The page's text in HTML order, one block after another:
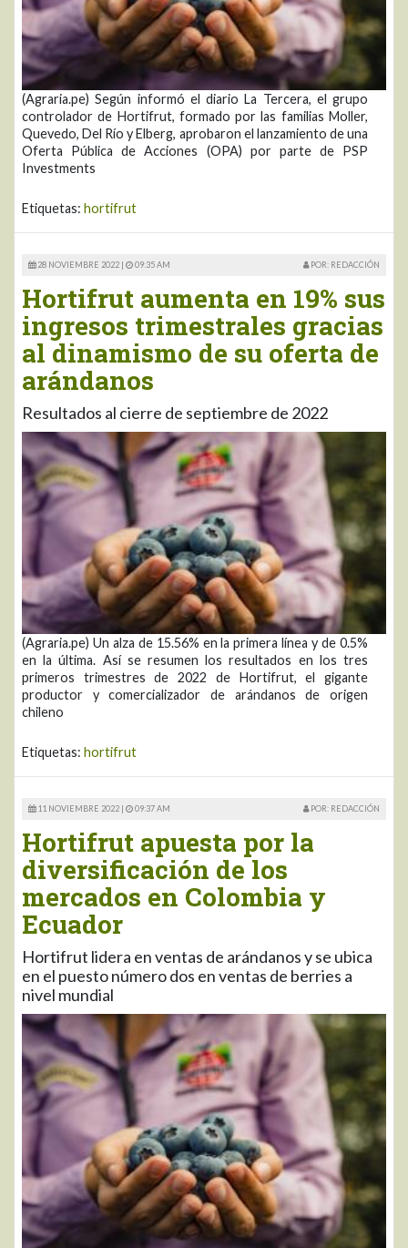
(Agraria.pe) Según informó el diario La Tercera, el grupo
controlador de Hortifrut, formado por las familias Moller,
Quevedo, Del Río y Elberg, aprobaron el lanzamiento de una
Oferta Pública de Acciones (OPA) por parte de PSP
Investments
Etiquetas: hortifrut
28 NOVIEMBRE 2022 | 09:35 AM POR: REDACCIÓN
Hortifrut aumenta en 19% sus
ingresos trimestrales gracias
al dinamismo de su oferta de
arándanos
Resultados al cierre de septiembre de 2022
(Agraria.pe) Un alza de 15.56% en la primera línea y de 0.5%
en la última. Así se resumen los resultados en los tres
primeros trimestres de 2022 de Hortifrut, el gigante
productor y comercializador de arándanos de origen
chileno
Etiquetas: hortifrut
11 NOVIEMBRE 2022 | 09:37 AM POR: REDACCIÓN
Hortifrut apuesta por la
diversificación de los
mercados en Colombia y
Ecuador
Hortifrut lidera en ventas de arándanos y se ubica
en el puesto número dos en ventas de berries a
nivel mundial